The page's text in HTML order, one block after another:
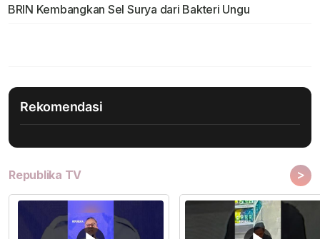
BRIN Kembangkan Sel Surya dari Bakteri Ungu
Rekomendasi
Republika TV >